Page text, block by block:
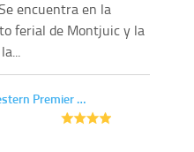
encuentra en la
ferial de Montjuic y la
Premier …